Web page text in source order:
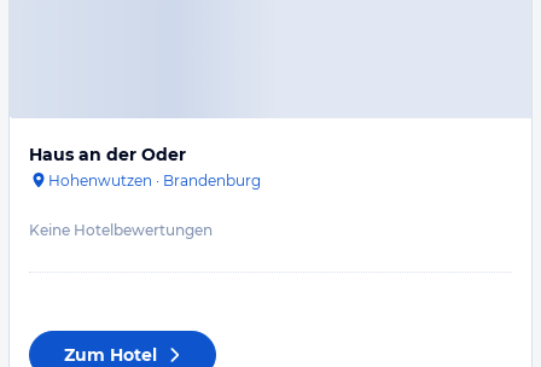
Haus an der Oder
Hohenwutzen · Brandenburg
Keine Hotelbewertungen
Zum Hotel